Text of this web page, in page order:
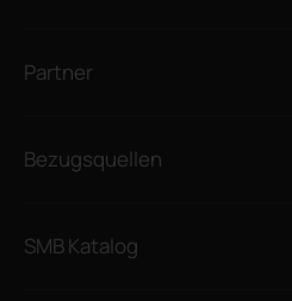
Partner
Bezugsquellen
SMB Katalog